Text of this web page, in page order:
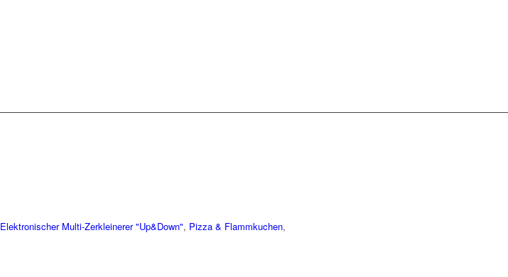
Elektronischer Multi-Zerkleinerer "Up&Down", Pizza & Flammkuchen,